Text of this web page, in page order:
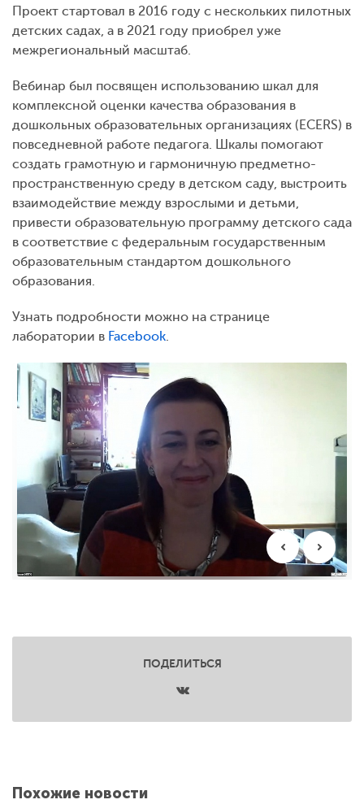
Проект стартовал в 2016 году с нескольких пилотных
детских садах, а в 2021 году приобрел уже
межрегиональный масштаб.
Вебинар был посвящен использованию шкал для
комплексной оценки качества образования в
дошкольных образовательных организациях (ECERS) в
повседневной работе педагога. Шкалы помогают
создать грамотную и гармоничную предметно-
пространственную среду в детском саду, выстроить
взаимодействие между взрослыми и детьми,
привести образовательную программу детского сада
в соответствие с федеральным государственным
образовательным стандартом дошкольного
образования.
Узнать подробности можно на странице
лаборатории в Facebook.
ПОДЕЛИТЬСЯ
Похожие новости